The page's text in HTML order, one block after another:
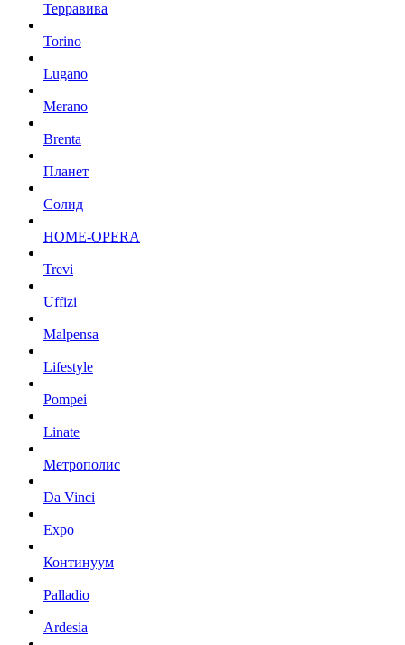
Терравива
Torino
Lugano
Merano
Brenta
Планет
Солид
HOME-OPERA
Trevi
Uffizi
Malpensa
Lifestyle
Pompei
Linate
Метрополис
Da Vinci
Expo
Континуум
Palladio
Ardesia